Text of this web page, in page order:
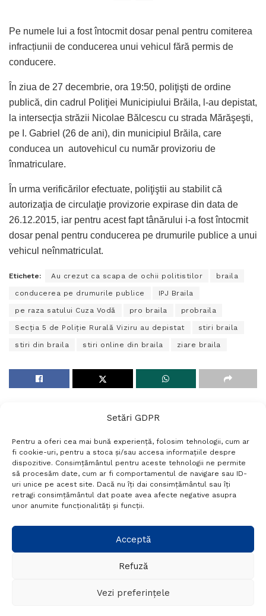
Setări GDPR
Pentru a oferi cea mai bună experiență, folosim tehnologii, cum ar
fi cookie-uri, pentru a stoca și/sau accesa informațiile despre
dispozitive. Consimțământul pentru aceste tehnologii ne permite
să procesăm date, cum ar fi comportamentul de navigare sau ID-
uri unice pe acest site. Dacă nu îți dai consimțământul sau îți
retragi consimțământul dat poate avea afecte negative asupra
unor anumite funcționalități și funcții.
Acceptă
Refuză
Vezi preferințele
Pe numele lui a fost întocmit dosar penal pentru comiterea
infracțiunii de conducerea unui vehicul fără permis de
conducere.
În ziua de 27 decembrie, ora 19:50, poliţişti de ordine
publică, din cadrul Poliţiei Municipiului Brăila, l-au depistat,
la intersecţia străzii Nicolae Bălcescu cu strada Mărăşeşti,
pe I. Gabriel (26 de ani), din municipiul Brăila, care
conducea un autovehicul cu număr provizoriu de
înmatriculare.
În urma verificărilor efectuate, poliţiştii au stabilit că
autorizaţia de circulaţie provizorie expirase din data de
26.12.2015, iar pentru acest fapt tânărului i-a fost întocmit
dosar penal pentru conducerea pe drumurile publice a unui
vehicul neînmatriculat.
Etichete: Au crezut ca scapa de ochii politistilor braila
conducerea pe drumurile publice IPJ Braila
pe raza satului Cuza Vodă pro braila probraila
Secţia 5 de Poliție Rurală Viziru au depistat stiri braila
stiri din braila stiri online din braila ziare braila
Termeni si conditii
Politică de confidențialitate
Politica cookies
Setări GDPR
+40 788 760 194